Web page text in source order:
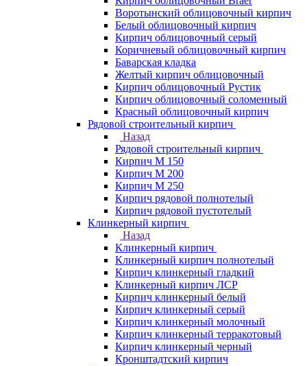
Воротынский облицовочный кирпич
Белый облицовочный кирпич
Кирпич облицовочный серый
Коричневый облицовочный кирпич
Баварская кладка
Желтый кирпич облицовочный
Кирпич облицовочный Рустик
Кирпич облицовочный соломенный
Красный облицовочный кирпич
Рядовой строительный кирпич
Назад
Рядовой строительный кирпич
Кирпич М 150
Кирпич М 200
Кирпич М 250
Кирпич рядовой полнотелый
Кирпич рядовой пустотелый
Клинкерный кирпич
Назад
Клинкерный кирпич
Клинкерный кирпич полнотелый
Кирпич клинкерный гладкий
Клинкерный кирпич ЛСР
Кирпич клинкерный белый
Кирпич клинкерный серый
Кирпич клинкерный молочный
Кирпич клинкерный терракотовый
Кирпич клинкерный черный
Кронштадтский кирпич